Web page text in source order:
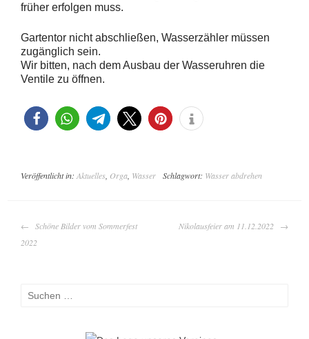
früher erfolgen muss.
Gartentor nicht abschließen, Wasserzähler müssen
zugänglich sein.
Wir bitten, nach dem Ausbau der Wasseruhren die
Ventile zu öffnen.
Veröffentlicht in:Aktuelles Orga Wasser Schlagwort: Wasser abdrehen
BEITRAGS-
NAVIGATION
Schöne Bilder vom Sommerfest
2022
Nikolausfeier am 11.12.2022
Suchen